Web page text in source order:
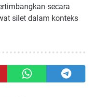
secara
silet dalam konteks